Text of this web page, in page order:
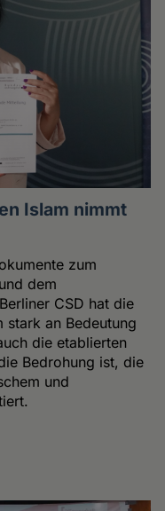
Islam nimmt
zum
dem
CSD hat die
stark an Bedeutung
die etablierten
Bedrohung ist, die
und